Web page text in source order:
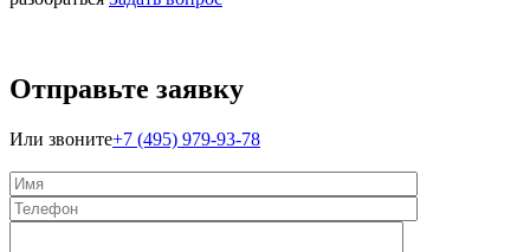
Отправьте заявку
Или звоните+7 (495) 979-93-78